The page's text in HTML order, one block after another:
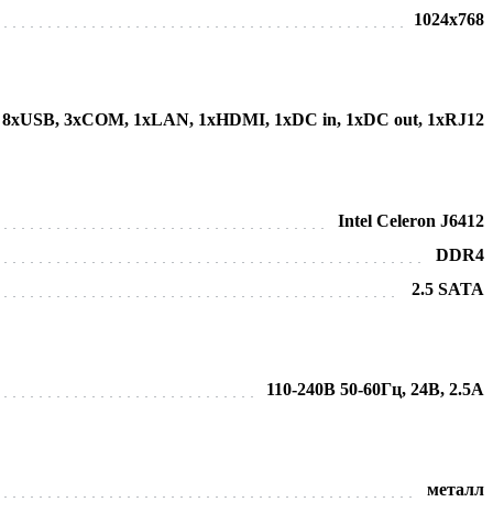
1024х768
8хUSB, 3хCOM, 1хLAN, 1xHDMI, 1хDC in, 1хDC out, 1хRJ12
Intel Celeron J6412
DDR4
2.5 SATA
110-240В 50-60Гц, 24В, 2.5А
металл